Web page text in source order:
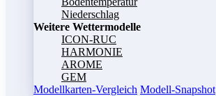
Niederschlag
Weitere Wettermodelle
ICON-RUC
HARMONIE
AROME
GEM
Modellkarten-Vergleich Modell-Snapshot